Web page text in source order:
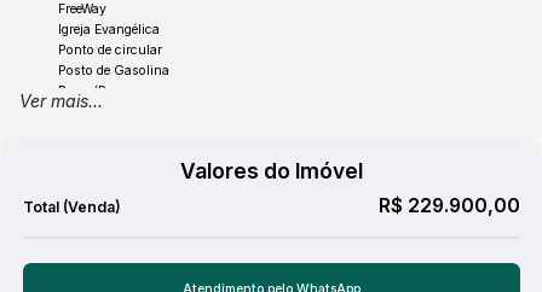
FreeWay
Igreja Evangélica
Ponto de circular
Posto de Gasolina
Praça/Parque
Salões de Beleza e Barbearia
Estrutura
Ver mais...
Valores do Imóvel
R$ 229.900,00